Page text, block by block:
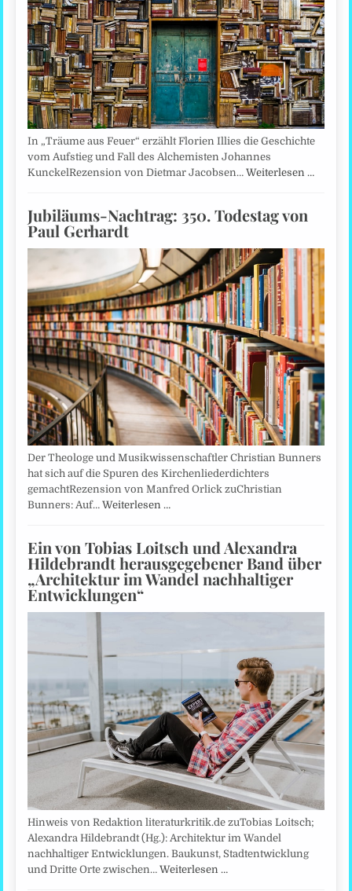
In „Träume aus Feuer“ erzählt Florien Illies die Geschichte
vom Aufstieg und Fall des Alchemisten Johannes
KunckelRezension von Dietmar Jacobsen…Weiterlesen …
Jubiläums-Nachtrag: 350. Todestag von
Paul Gerhardt
Der Theologe und Musikwissenschaftler Christian Bunners
hat sich auf die Spuren des Kirchenliederdichters
gemachtRezension von Manfred Orlick zuChristian
Bunners: Auf…Weiterlesen …
Ein von Tobias Loitsch und Alexandra
Hildebrandt herausgegebener Band über
„Architektur im Wandel nachhaltiger
Entwicklungen“
Hinweis von Redaktion literaturkritik.de zuTobias Loitsch;
Alexandra Hildebrandt (Hg.): Architektur im Wandel
nachhaltiger Entwicklungen. Baukunst, Stadtentwicklung
und Dritte Orte zwischen…Weiterlesen …